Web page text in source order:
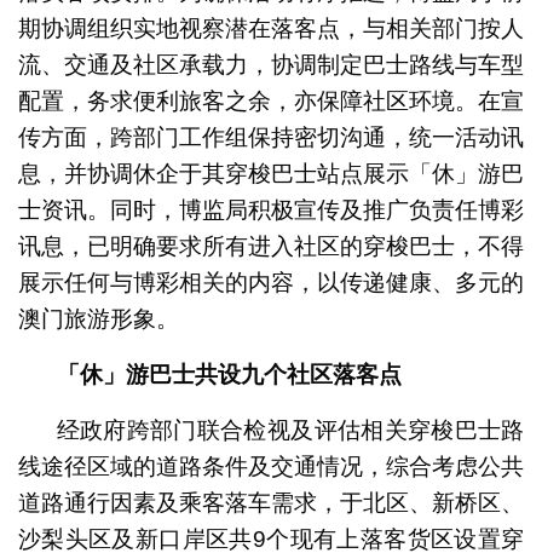
期协调组织实地视察潜在落客点，与相关部门按人
流、交通及社区承载力，协调制定巴士路线与车型
配置，务求便利旅客之余，亦保障社区环境。在宣
传方面，跨部门工作组保持密切沟通，统一活动讯
息，并协调休企于其穿梭巴士站点展示「休」游巴
士资讯。同时，博监局积极宣传及推广负责任博彩
讯息，已明确要求所有进入社区的穿梭巴士，不得
展示任何与博彩相关的内容，以传递健康、多元的
澳门旅游形象。
「休」游巴士共设九个社区落客点
经政府跨部门联合检视及评估相关穿梭巴士路
线途径区域的道路条件及交通情况，综合考虑公共
道路通行因素及乘客落车需求，于北区、新桥区、
沙梨头区及新口岸区共9个现有上落客货区设置穿